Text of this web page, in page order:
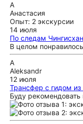
А
Анастасия
Опыт: 2 экскурсии
14 июля
По следам
В целом
A
Aleksandr
12 июля
Трансфер с гидом из
Буду